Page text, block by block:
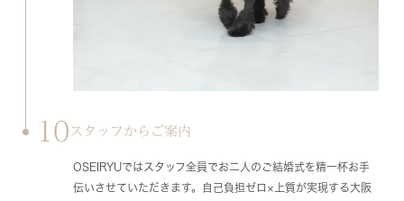
10 スタッフからご案内
OSEIRYUではスタッフ全員でお二人のご結婚式を精一杯お手
伝いさせていただきます。自己負担ゼロ×上質が実現する大阪